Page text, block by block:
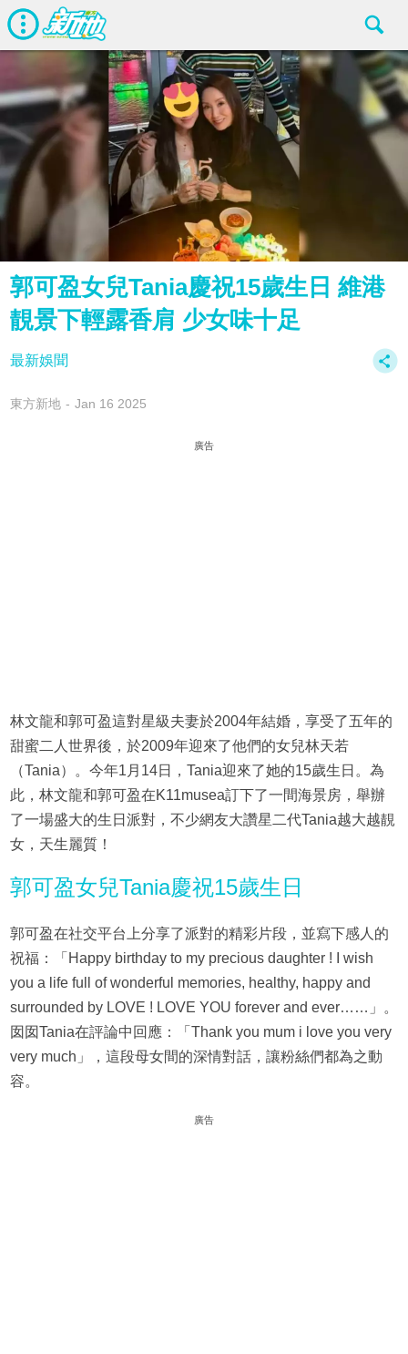
郭可盈女兒Tania慶祝15歲生日 維港
靚景下輕露香肩 少女味十足
最新娛聞
東方新地 Jan 16 2025
廣告
林文龍和郭可盈這對星級夫妻於2004年結婚，享受了五年的
甜蜜二人世界後，於2009年迎來了他們的女兒林天若
（Tania）。今年1月14日，Tania迎來了她的15歲生日。為
此，林文龍和郭可盈在K11musea訂下了一間海景房，舉辦
了一場盛大的生日派對，不少網友大讚星二代Tania越大越靚
女，天生麗質！
郭可盈女兒Tania慶祝15歲生日
郭可盈在社交平台上分享了派對的精彩片段，並寫下感人的
祝福：「Happy birthday to my precious daughter ! I wish
you a life full of wonderful memories, healthy, happy and
surrounded by LOVE ! LOVE YOU forever and ever……」。
囡囡Tania在評論中回應：「Thank you mum i love you very
very much」，這段母女間的深情對話，讓粉絲們都為之動
容。
廣告